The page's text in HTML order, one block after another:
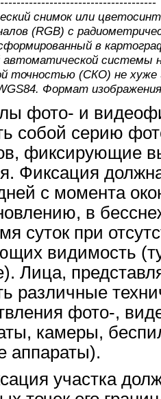
снимок или
(RGB) с
в
системы
точностью (СКО) не хуже
Формат
фото- и
собой серию
фиксирующие
Фиксация
с момента
в
суток при
видимость
Лица,
различные
фото-,
камеры,
аппараты).
участка